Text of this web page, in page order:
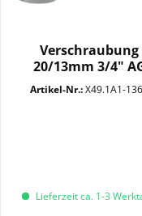
Verschraubung
20/13mm 3/4"
SW10+22 MC
Artikel-Nr.:X49.1A1-
Lieferzeit ca. 1-3